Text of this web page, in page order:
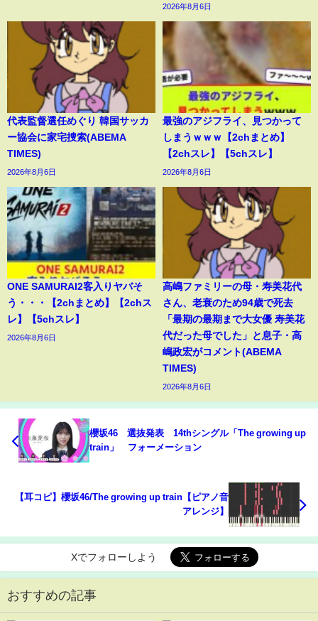
2026年8月6日
代表監督選任めぐり 韓国サッカ
ー協会に家宅捜索(ABEMA
TIMES)
2026年8月6日
最強のアジフライ、見つかって
しまうｗｗｗ【2chまとめ】
【2chスレ】【5chスレ】
2026年8月6日
ONE SAMURAI2客入りヤバそ
う・・・【2chまとめ】【2chス
レ】【5chスレ】
2026年8月6日
高嶋ファミリーの母・寿美花代
さん、老衰のため94歳で死去
「最期の最期まで大女優 寿美花
代だった母でした」と息子・高
嶋政宏がコメント(ABEMA
TIMES)
2026年8月6日
櫻坂46 選抜発表 14thシングル「The growing up
train」 フォーメーション
【耳コピ】櫻坂46/The growing up train【ピアノ音
アレンジ】
Xでフォローしよう
おすすめの記事